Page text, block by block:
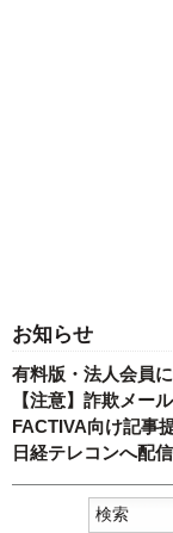
お知らせ
有料版・法人会員
【注意】詐欺メー
FACTIVA向け記事
日経テレコンへ配